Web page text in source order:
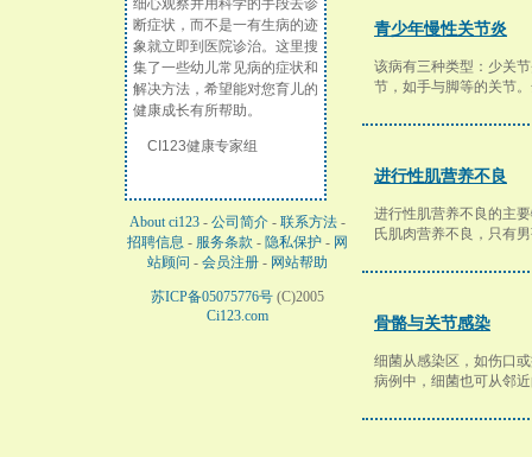
细心观察并用科学的手段去诊
断症状，而不是一有生病的迹
象就立即到医院诊治。这里搜
集了一些幼儿常见病的症状和
解决方法，希望能对您育儿的
健康成长有所帮助。
CI123健康专家组
青少年慢性关节炎
该病有三种类型：少关
节，如手与脚等的关节
进行性肌营养不良
进行性肌营养不良的主
氏肌肉营养不良，只有
骨骼与关节感染
细菌从感染区，如伤口
病例中，细菌也可从邻
About ci123 - 公司简介 - 联系方法 -
招聘信息 - 服务条款 - 隐私保护 - 网
站顾问 - 会员注册 - 网站帮助
苏ICP备05075776号 (C)2005
Ci123.com